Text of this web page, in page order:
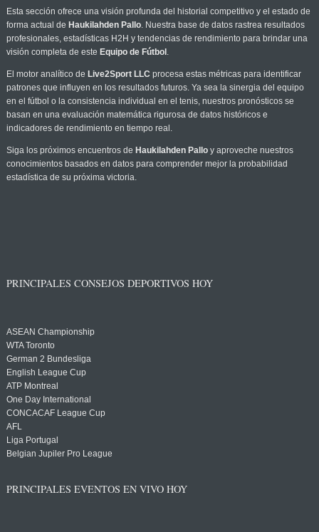
Esta sección ofrece una visión profunda del historial competitivo y el estado de
forma actual de Haukilahden Pallo. Nuestra base de datos rastrea resultados
profesionales, estadísticas H2H y tendencias de rendimiento para brindar una
visión completa de este Equipo de Fútbol .
El motor analítico de Live2Sport LLC procesa estas métricas para identificar
patrones que influyen en los resultados futuros. Ya sea la sinergia del equipo
en el fútbol o la consistencia individual en el tenis, nuestros pronósticos se
basan en una evaluación matemática rigurosa de datos históricos e
indicadores de rendimiento en tiempo real.
Siga los próximos encuentros de Haukilahden Palloy aproveche nuestros
conocimientos basados en datos para comprender mejor la probabilidad
estadística de su próxima victoria.
PRINCIPALES CONSEJOS DEPORTIVOS HOY
ASEAN Championship
WTA Toronto
German 2 Bundesliga
English League Cup
ATP Montreal
One Day International
CONCACAF League Cup
AFL
Liga Portugal
Belgian Jupiler Pro League
PRINCIPALES EVENTOS EN VIVO HOY